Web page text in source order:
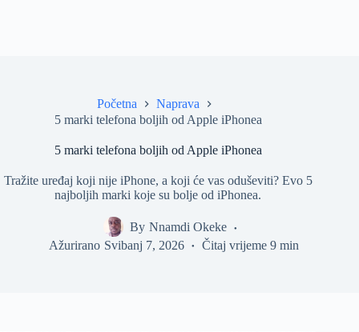
Početna
Naprava
5 marki telefona boljih od Apple iPhonea
5 marki telefona boljih od Apple iPhonea
Tražite uređaj koji nije iPhone, a koji će vas oduševiti? Evo 5
najboljih marki koje su bolje od iPhonea.
By Nnamdi Okeke
Ažurirano Svibanj 7, 2026 Čitaj vrijeme 9 min